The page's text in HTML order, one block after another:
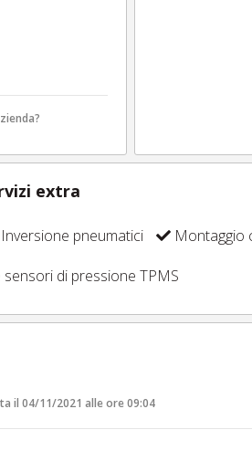
extra
Inversione pneumatici Montaggio
di pressione TPMS
il 04/11/2021 alle ore09:04